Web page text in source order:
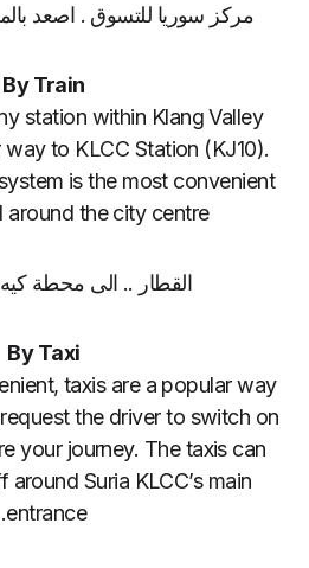
مركز سوريا للتسوق . اصعد
By Train
station within Klang Valley
to KLCC Station (KJ10).
is the most convenient
the city centre.
القطار .. الى محطة
By Taxi
taxis are a popular way
the driver to switch on
your journey. The taxis can
Suria KLCC’s main
entrance.